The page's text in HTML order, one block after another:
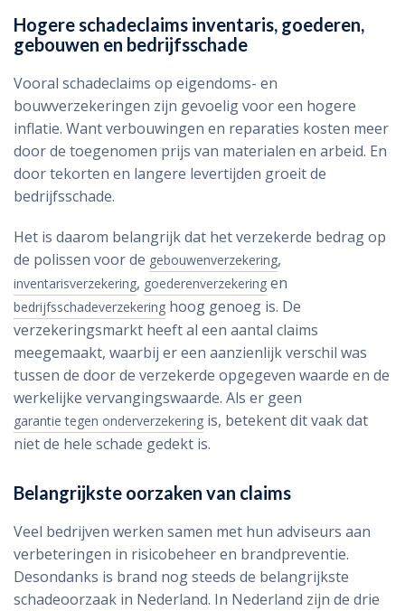
Hogere schadeclaims inventaris, goederen,
gebouwen en bedrijfsschade
Vooral schadeclaims op eigendoms- en
bouwverzekeringen zijn gevoelig voor een hogere
inflatie. Want verbouwingen en reparaties kosten meer
door de toegenomen prijs van materialen en arbeid. En
door tekorten en langere levertijden groeit de
bedrijfsschade.
Het is daarom belangrijk dat het verzekerde bedrag op
de polissen voor de gebouwenverzekering,
inventarisverzekering, goederenverzekering en
bedrijfsschadeverzekering hoog genoeg is. De
verzekeringsmarkt heeft al een aantal claims
meegemaakt, waarbij er een aanzienlijk verschil was
tussen de door de verzekerde opgegeven waarde en de
werkelijke vervangingswaarde. Als er geen
garantie tegen onderverzekering is, betekent dit vaak dat
niet de hele schade gedekt is.
Belangrijkste oorzaken van claims
Veel bedrijven werken samen met hun adviseurs aan
verbeteringen in risicobeheer en brandpreventie.
Desondanks is brand nog steeds de belangrijkste
schadeoorzaak in Nederland. In Nederland zijn de drie